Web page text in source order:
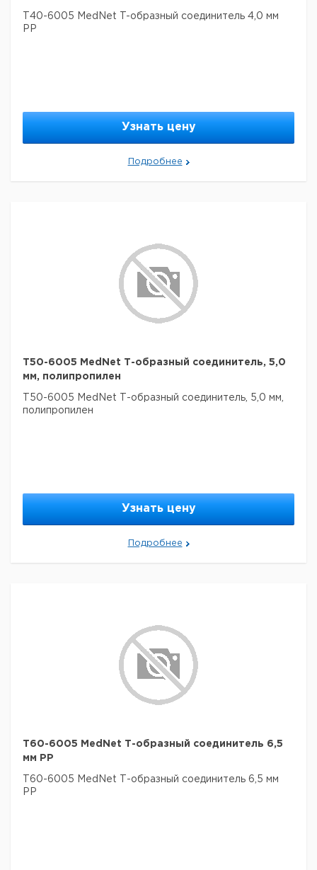
T40-6005 MedNet T-образный соединитель 4,0 мм
PP
Узнать цену
Подробнее
T50-6005 MedNet Т-образный соединитель, 5,0
мм, полипропилен
T50-6005 MedNet Т-образный соединитель, 5,0 мм,
полипропилен
Узнать цену
Подробнее
T60-6005 MedNet Т-образный соединитель 6,5
мм PP
T60-6005 MedNet Т-образный соединитель 6,5 мм
PP